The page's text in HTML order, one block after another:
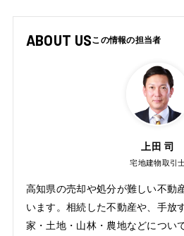
ABOUT US
上田 司
宅地建物取引
高知県の売却や処分が難しい不動
います。相続した不動産や、手放
家・土地・山林・農地などについ